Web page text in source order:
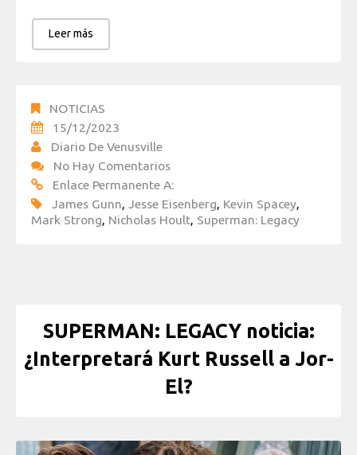
Leer más
NOTICIAS
15/12/2023
Diario De Venusville
No Hay Comentarios
Enlace Permanente A:
James Gunn, Jesse Eisenberg, Kevin Spacey,
Mark Strong, Nicholas Hoult, Superman: Legacy
SUPERMAN: LEGACY noticia:
¿Interpretará Kurt Russell a Jor-
El?